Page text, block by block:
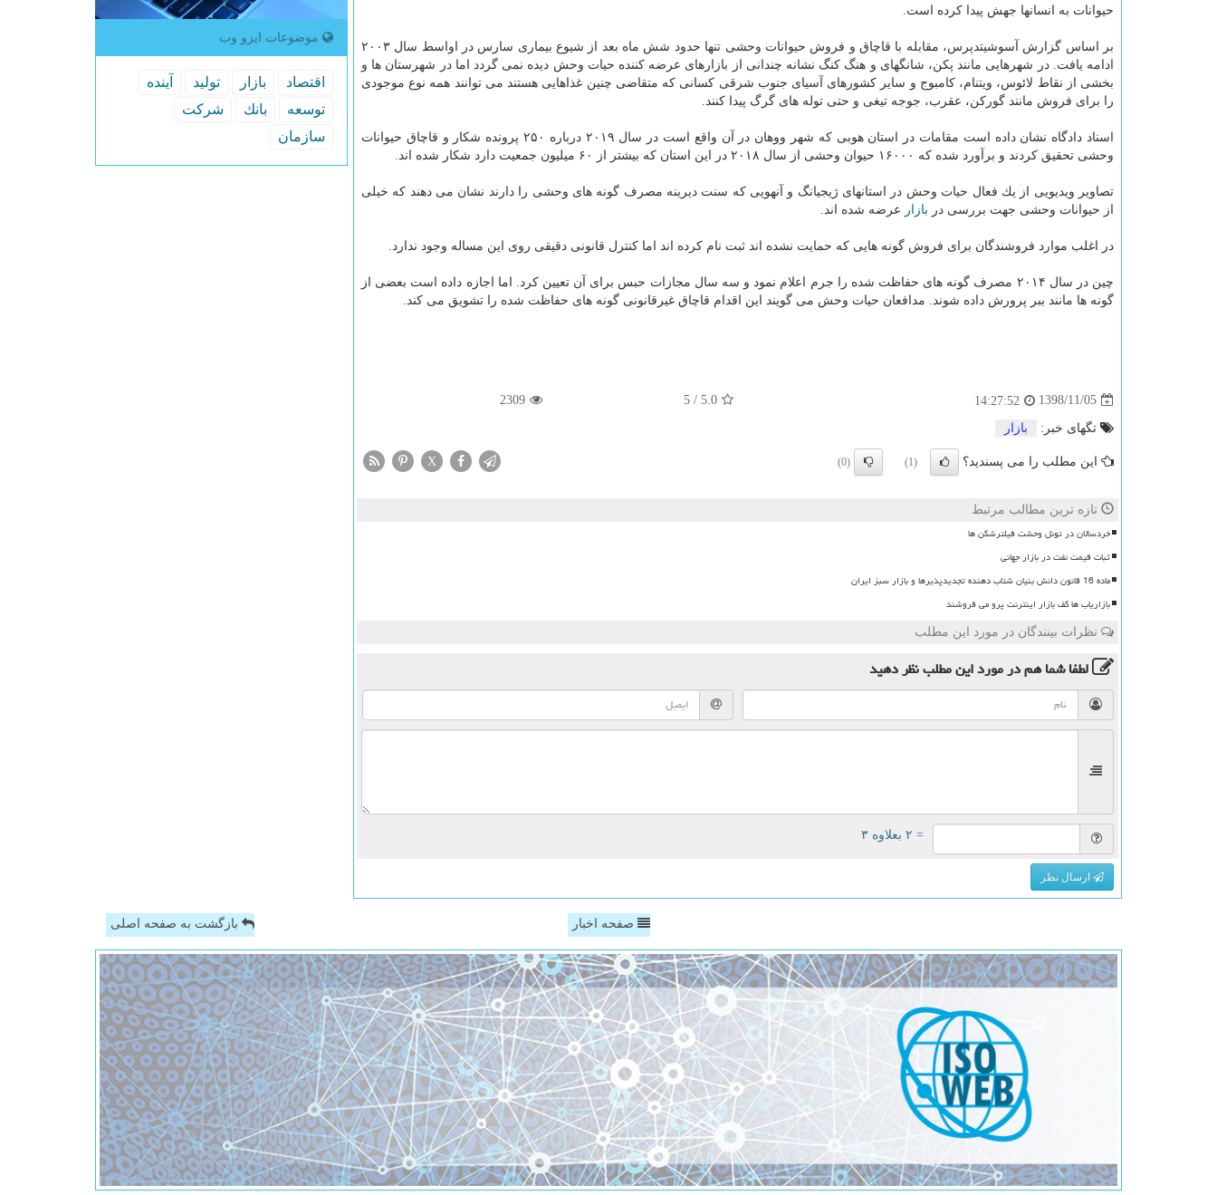
حیوانات به انسانها جهش پیدا كرده است.
بر اساس گزارش آسوشیتدپرس، مقابله با قاچاق و فروش حیوانات وحشی تنها حدود شش ماه بعد از شیوع بیماری سارس در اواسط سال ۲۰۰۳
ادامه یافت. در شهرهایی مانند پكن، شانگهای و هنگ كنگ نشانه چندانی از بازارهای عرضه كننده حیات وحش دیده نمی گردد اما در شهرستان ها و
بخشی از نقاط لائوس، ویتنام، كامبوج و سایر كشورهای آسیای جنوب شرقی كسانی كه متقاضی چنین غذاهایی هستند می توانند همه نوع موجودی
را برای فروش مانند گوركن، عقرب، جوجه تیغی و حتی توله های گرگ پیدا كنند.
اسناد دادگاه نشان داده است مقامات در استان هوبی كه شهر ووهان در آن واقع است در سال ۲۰۱۹ درباره ۲۵۰ پرونده شكار و قاچاق حیوانات
وحشی تحقیق كردند و برآورد شده كه ۱۶۰۰۰ حیوان وحشی از سال ۲۰۱۸ در این استان كه بیشتر از ۶۰ میلیون جمعیت دارد شكار شده اند.
تصاویر ویدیویی از یك فعال حیات وحش در استانهای ژیجیانگ و آنهویی كه سنت دیرینه مصرف گونه های وحشی را دارند نشان می دهند كه خیلی
از حیوانات وحشی جهت بررسی در بازار عرضه شده اند.
در اغلب موارد فروشندگان برای فروش گونه هایی كه حمایت نشده اند ثبت نام كرده اند اما كنترل قانونی دقیقی روی این مساله وجود ندارد.
چین در سال ۲۰۱۴ مصرف گونه های حفاظت شده را جرم اعلام نمود و سه سال مجازات حبس برای آن تعیین كرد. اما اجازه داده است بعضی از
گونه ها مانند ببر پرورش داده شوند. مدافعان حیات وحش می گویند این اقدام قاچاق غیرقانونی گونه های حفاظت شده را تشویق می كند.
1398/11/05
14:27:52
5.0
/
5
2309
تگهای خبر: بازار
این مطلب را می پسندید؟ (1)
(0)
X
تازه ترین مطالب مرتبط
خردسالان در تونل وحشت فیلترشکن ها
ثبات قیمت نفت در بازار جهانی
ماده 16 قانون دانش بنیان شتاب دهنده تجدیدپذیرها و بازار سبز ایران
بازاریاب ها کف بازار اینترنت پرو می فروشند
نظرات بینندگان در مورد این مطلب
لطفا شما همدر مورد این مطلبنظر دهید
= ۲ بعلاوه ۳
ارسال نظر
موضوعات ایزو وب
اقتصاد بازار تولید
آینده
توسعه
بانك
شركت
سازمان
صفحه اخبار بازگشت به صفحه اصلی